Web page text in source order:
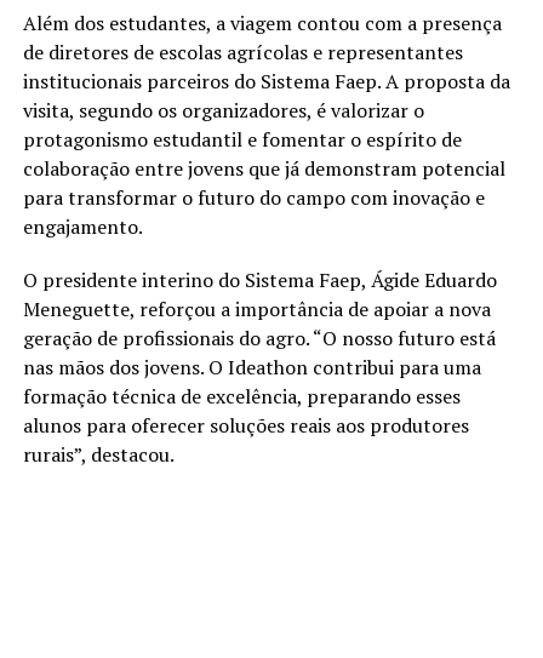
Além dos estudantes, a viagem contou com a presença
de diretores de escolas agrícolas e representantes
institucionais parceiros do Sistema Faep. A proposta da
visita, segundo os organizadores, é valorizar o
protagonismo estudantil e fomentar o espírito de
colaboração entre jovens que já demonstram potencial
para transformar o futuro do campo com inovação e
engajamento.
O presidente interino do Sistema Faep, Ágide Eduardo
Meneguette, reforçou a importância de apoiar a nova
geração de profissionais do agro. “O nosso futuro está
nas mãos dos jovens. O Ideathon contribui para uma
formação técnica de excelência, preparando esses
alunos para oferecer soluções reais aos produtores
rurais”, destacou.